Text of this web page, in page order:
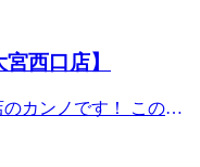
人様の場合はお電話
！☆-------------------------
大人気！！【肩甲骨
を取り入れたリラク系
☆大宮駅から徒歩1分
たま市大宮区桜
す♪爽快ヘッドスパで
・ひんやり泡で頭皮に
(税込) ※メインのコー
場合はお電話いただく
［伸ばす］動作を加え
(税
で延長
の香りを選べる炭酸
☆・頭の重さ・目・
平日はご予約も取り
体循環させて整えてい
を心よりお待ちしてお
：00（最終受付20：30
～～～★オイルフッ
西口店】
カンノです！ この時
炎天下の中、身体を動